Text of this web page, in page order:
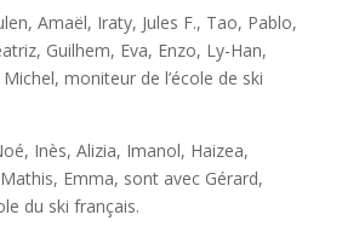
Amaël, Iraty, Jules F., Tao, Pablo,
Guilhem, Eva, Enzo, Ly-Han,
moniteur de l’école de ski
Inès, Alizia, Imanol, Haizea,
Emma, sont avec Gérard,
du ski français.